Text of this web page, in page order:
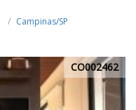
Campinas/SP
CO002462